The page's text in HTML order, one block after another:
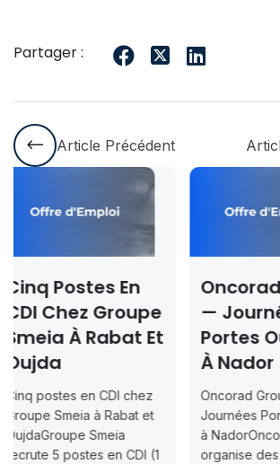
Partager :
Article Précédent
Et
et
(1
Oncorad Group
— Journées
Portes Ouvertes
Oncorad Group —
Journées Portes Ouvertes
à NadorOncorad Group
organise des Journées